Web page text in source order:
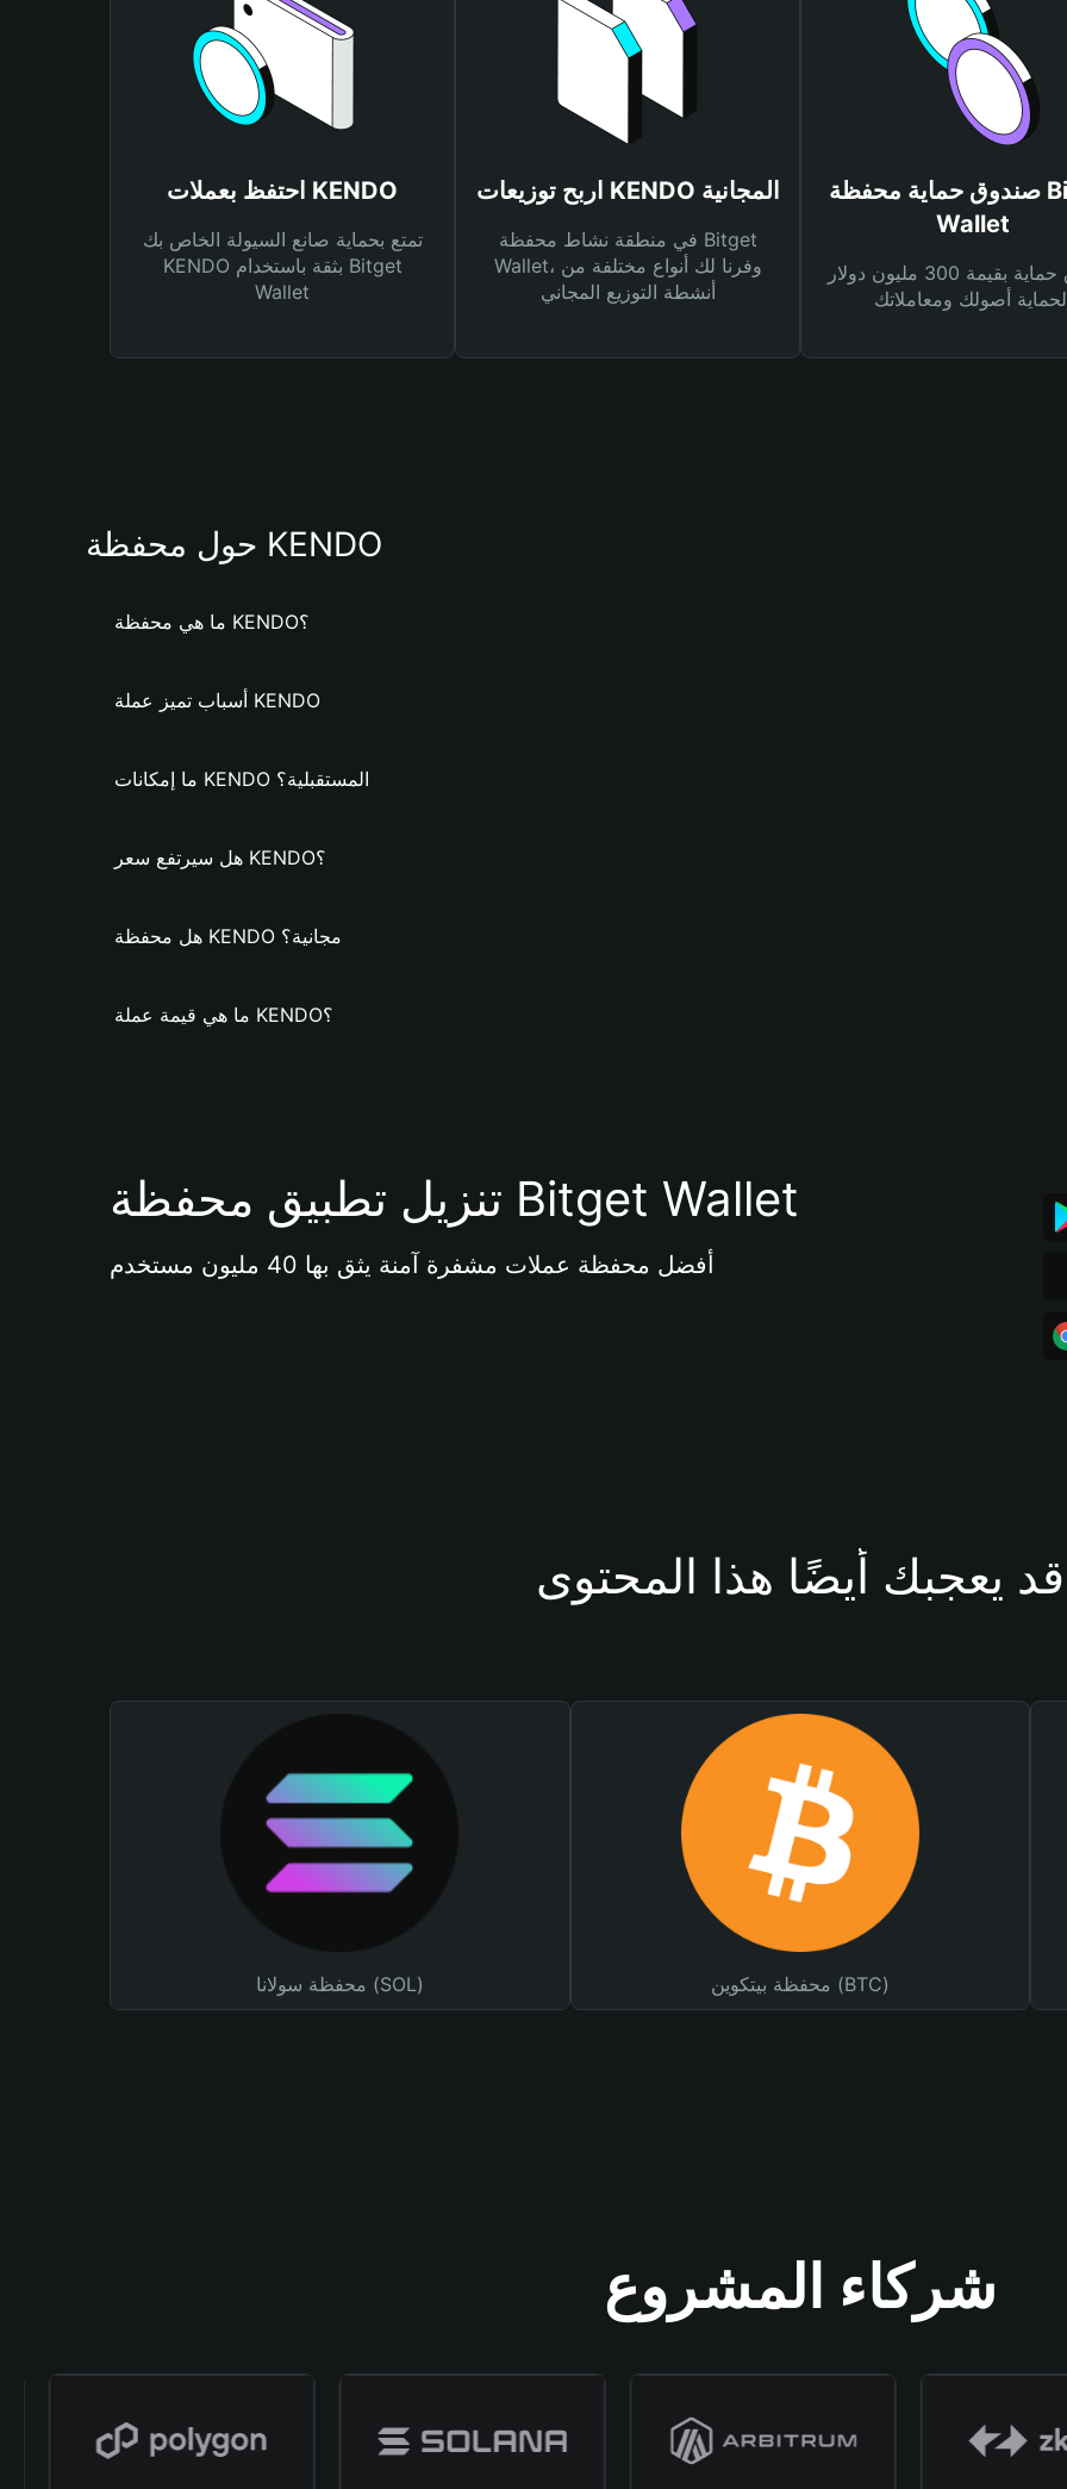
احتفظ بعملات KENDO
تمتع بحماية صانع السيولة الخاص بك
KENDO بثقة باستخدام Bitget
Wallet
اربح توزيعات KENDO المجانية
في منطقة نشاط محفظة Bitget
Wallet، وفرنا لك أنواع مختلفة من
أنشطة التوزيع المجاني
صندوق حماية محفظة Bitget
Wallet
صندوق حماية بقيمة 300 مليون دولار
حول محفظة KENDO
ما هي محفظة KENDO؟
أسباب تميز عملة KENDO
ما إمكانات KENDO المستقبلية؟
هل سيرتفع سعر KENDO؟
هل محفظة KENDO مجانية؟
ما هي قيمة عملة KENDO؟
تنزيل تطبيق محفظة Bitget Wallet
أفضل محفظة عملات مشفرة آمنة يثق بها 40 مليون مستخدم
قد يعجبك أيضًا هذا المحتوى
محفظة سولانا (SOL) محفظة بيتكوين (BTC)
شركاء المشروع